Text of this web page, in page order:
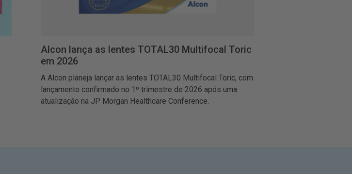
Alcon lança as lentes TOTAL30 Multifocal Toric
em 2026
A Alcon planeja lançar as lentes TOTAL30 Multifocal Toric, com
lançamento confirmado no 1º trimestre de 2026 após uma
atualização na JP Morgan Healthcare Conference.